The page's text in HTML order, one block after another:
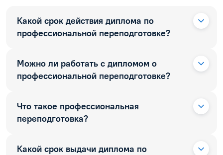
Какой срок действия диплома по
профессиональной переподготовке?
Можно ли работать с дипломом о
профессиональной переподготовке?
Что такое профессиональная
переподготовка?
Какой срок выдачи диплома по